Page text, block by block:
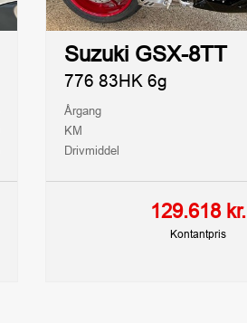
Suzuki GSX-8TT
776 83HK 6g
129.618 kr.
Kontantpris
Årgang
KM
Drivmiddel